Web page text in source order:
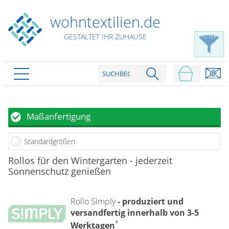
PRODUKTE
Plissee
Wabenplissees
Verdunklungsplissees
Outdoor-Plissees
gemusterte Plissees
Rollo
Rollos nach Maß
Rollos in Standardgrößen
Doppelrollo
Klemmrollo
Dachfenster Rollo
Raffrollo Maß
Faltrollo / Raffgardinen
Flächenvorhang
Flächenvorhang nach Maß
Scheibengardinen
wohntextilien.de
GESTALTET IHR ZUHAUSE
Maßanfertigung
Standardgrößen
FILTER
Rollos für den Wintergarten - jederzeit
Sonnenschutz genießen
Rollo Simply- produziert und
versandfertig innerhalb von 3-5
Werktagen*